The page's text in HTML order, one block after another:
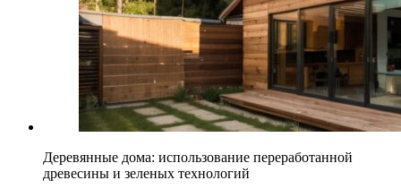
Деревянные дома: использование переработанной
древесины и зеленых технологий